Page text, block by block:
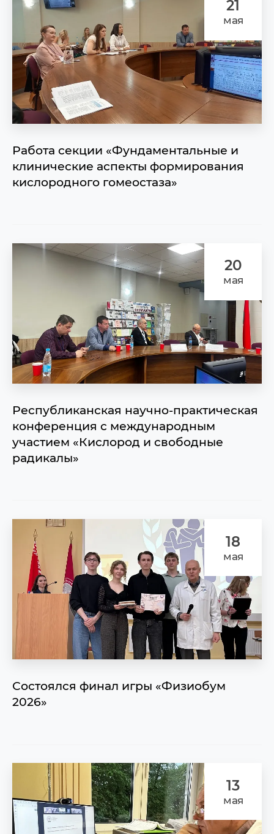
21
мая
Работа секции «Фундаментальные и
клинические аспекты формирования
кислородного гомеостаза»
20
мая
Республиканская научно-практическая
конференция с международным
участием «Кислород и свободные
радикалы»
18
мая
Состоялся финал игры «Физиобум
2026»
13
мая